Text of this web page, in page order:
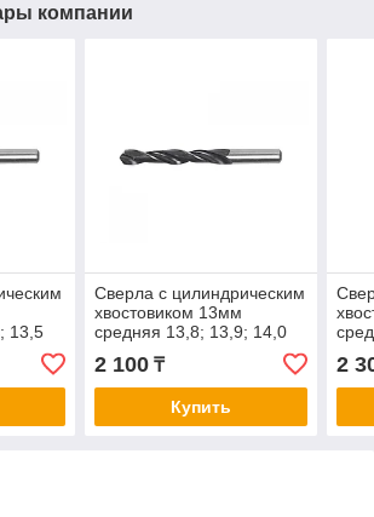
компании
13,5
Сверла с цилиндрическим
хвостовиком 13мм
средняя 13,8; 13,9; 14,0
2 100₸
Купить
2